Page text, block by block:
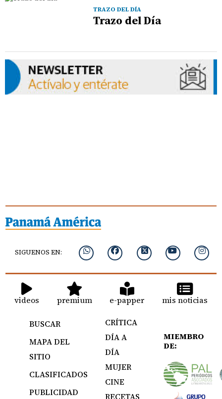
TRAZO DEL DÍA
Trazo del Día
SIGUENOS EN:
videos premium e-papper mis noticias
BUSCAR
MAPA DEL
SITIO
CLASIFICADOS
PUBLICIDAD
CRÍTICA
DÍA A
DÍA
MUJER
CINE
RECETAS
MIEMBRO
DE: